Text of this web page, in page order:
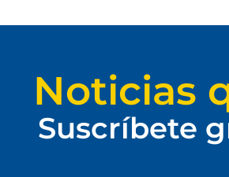
Noticias
Suscríbete